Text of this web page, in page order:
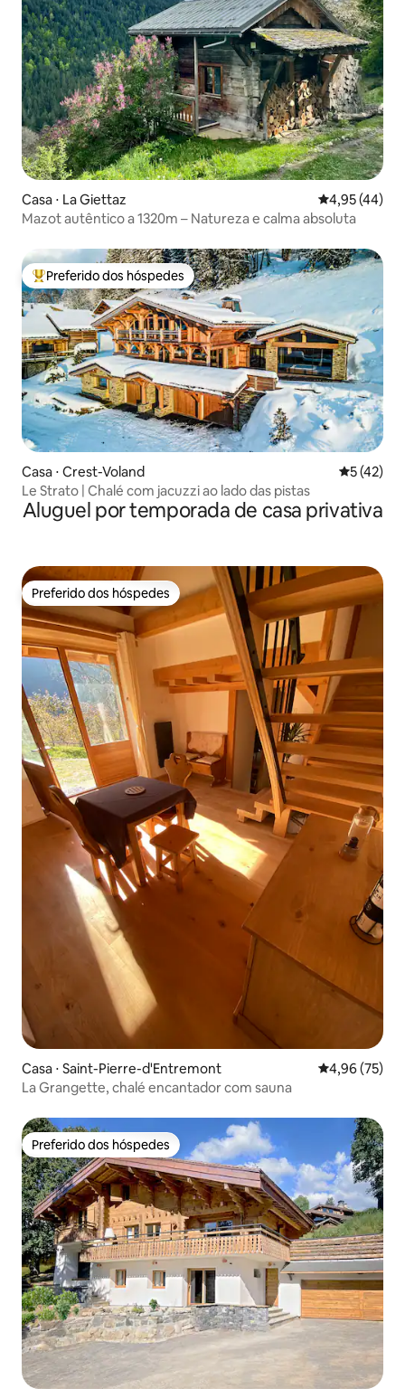
Casa ⋅ La Giettaz 4,95 de uma
4,95 (44)
Mazot autêntico a 1320m – Natureza e calma absoluta
Entre os melhores preferidos dos hóspedes
Preferido dos hóspedes
Casa ⋅ Crest-Voland 5 de uma
5 (42)
Le Strato | Chalé com jacuzzi ao lado das pistas
Aluguel por temporada de casa privativa
Preferido dos hóspedes
Preferido dos hóspedes
Casa ⋅ Saint-Pierre-d'Entremont 4,96 de uma
4,96 (75)
La Grangette, chalé encantador com sauna
Preferido dos hóspedes
Preferido dos hóspedes